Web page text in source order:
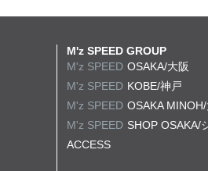
M'z SPEED GROUP
M'z SPEED OSAKA/大阪
M'z SPEED KOBE/神戸
M'z SPEED OSAKA
M'z SPEED SHOP OSAKA/
ACCESS